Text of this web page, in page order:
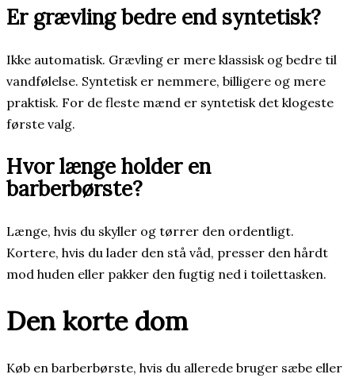
Er grævling bedre end syntetisk?
Ikke automatisk. Grævling er mere klassisk og bedre til
vandfølelse. Syntetisk er nemmere, billigere og mere
praktisk. For de fleste mænd er syntetisk det klogeste
første valg.
Hvor længe holder en
barberbørste?
Længe, hvis du skyller og tørrer den ordentligt.
Kortere, hvis du lader den stå våd, presser den hårdt
mod huden eller pakker den fugtig ned i toilettasken.
Den korte dom
Køb en barberbørste, hvis du allerede bruger sæbe eller